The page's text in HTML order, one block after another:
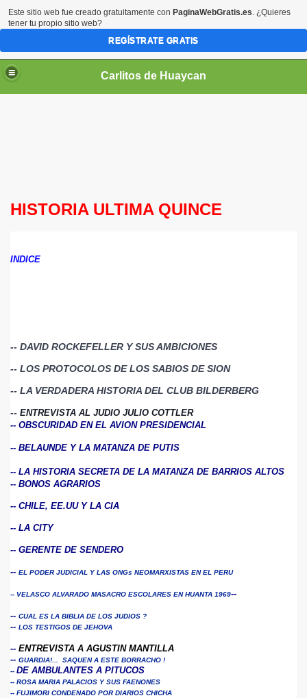
Carlitos de Huaycan
HISTORIA ULTIMA QUINCE
INDICE
-- DAVID ROCKEFELLER Y SUS AMBICIONES
-- LOS PROTOCOLOS DE LOS SABIOS DE SION
-- LA VERDADERA HISTORIA DEL CLUB BILDERBERG
-- ENTREVISTA AL JUDIO JULIO COTTLER
-- OBSCURIDAD EN EL AVION PRESIDENCIAL
-- BELAUNDE Y LA MATANZA DE PUTIS
-- LA HISTORIA SECRETA DE LA MATANZA DE BARRIOS ALTOS
-- BONOS AGRARIOS
-- CHILE, EE.UU Y LA CIA
-- LA CITY
-- GERENTE DE SENDERO
-- EL PODER JUDICIAL Y LAS ONGs NEOMARXISTAS EN EL PERU
-- VELASCO ALVARADO MASACRO ESCOLARES EN HUANTA 1969--
-- CUAL ES LA BIBLIA DE LOS JUDIOS ?
-- LOS TESTIGOS DE JEHOVA
-- ENTREVISTA A AGUSTIN MANTILLA
-- GUARDIA!... SAQUEN A ESTE BORRACHO !
-- DE AMBULANTES A PITUCOS
-- ROSA MARIA PALACIOS Y SUS FAENONES
-- FUJIMORI CONDENADO POR DIARIOS CHICHA
Este sitio web fue creado gratuitamente con PaginaWebGratis.es. ¿Quieres
tener tu propio sitio web?
REGÍSTRATE GRATIS